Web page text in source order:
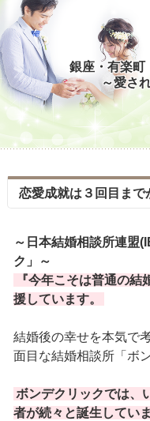
銀座・有楽町
～愛さ
恋愛成就は３回目まで
～日本結婚相談所連盟
ク」～
『今年こそは普通の
援しています。
結婚後の幸せを本気で
面目な結婚相談所「ボ
ボンデクリックでは、
者が続々と誕生してい